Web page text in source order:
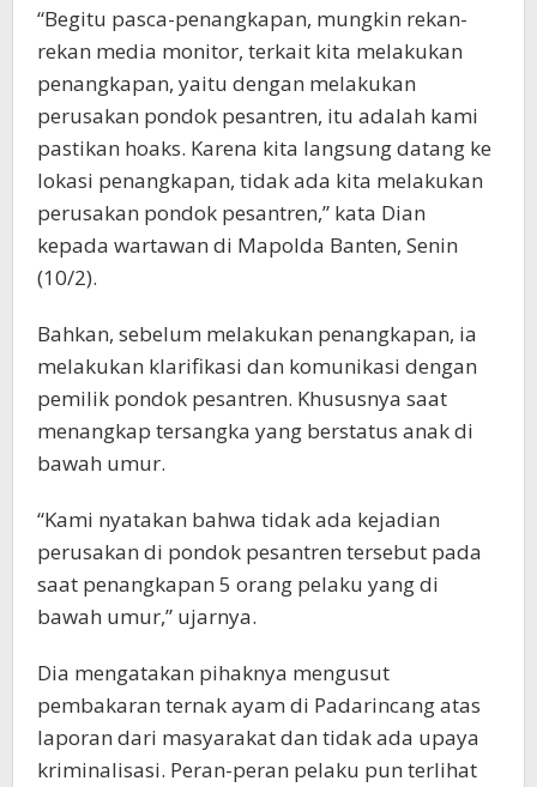
“Begitu pasca-penangkapan, mungkin rekan-
rekan media monitor, terkait kita melakukan
penangkapan, yaitu dengan melakukan
perusakan pondok pesantren, itu adalah kami
pastikan hoaks. Karena kita langsung datang ke
lokasi penangkapan, tidak ada kita melakukan
perusakan pondok pesantren,” kata Dian
kepada wartawan di Mapolda Banten, Senin
(10/2).
Bahkan, sebelum melakukan penangkapan, ia
melakukan klarifikasi dan komunikasi dengan
pemilik pondok pesantren. Khususnya saat
menangkap tersangka yang berstatus anak di
bawah umur.
“Kami nyatakan bahwa tidak ada kejadian
perusakan di pondok pesantren tersebut pada
saat penangkapan 5 orang pelaku yang di
bawah umur,” ujarnya.
Dia mengatakan pihaknya mengusut
pembakaran ternak ayam di Padarincang atas
laporan dari masyarakat dan tidak ada upaya
kriminalisasi. Peran-peran pelaku pun terlihat